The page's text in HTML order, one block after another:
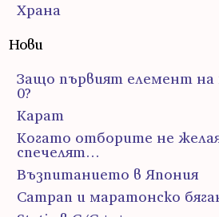
Храна
Нови
Защо първият елемент на
0?
Карат
Когато отборите не
спечелят…
Възпитанието в Япония
Сатрап и маратонско